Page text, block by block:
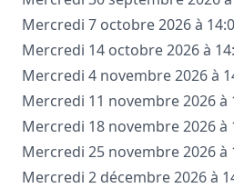
Mercredi 7 octobre 2026 à
Mercredi 14 octobre 2026 à
Mercredi 4 novembre 2026 à
Mercredi 11 novembre 2026 à
Mercredi 18 novembre 2026 à
Mercredi 25 novembre 2026 à
Mercredi 2 décembre 2026 à